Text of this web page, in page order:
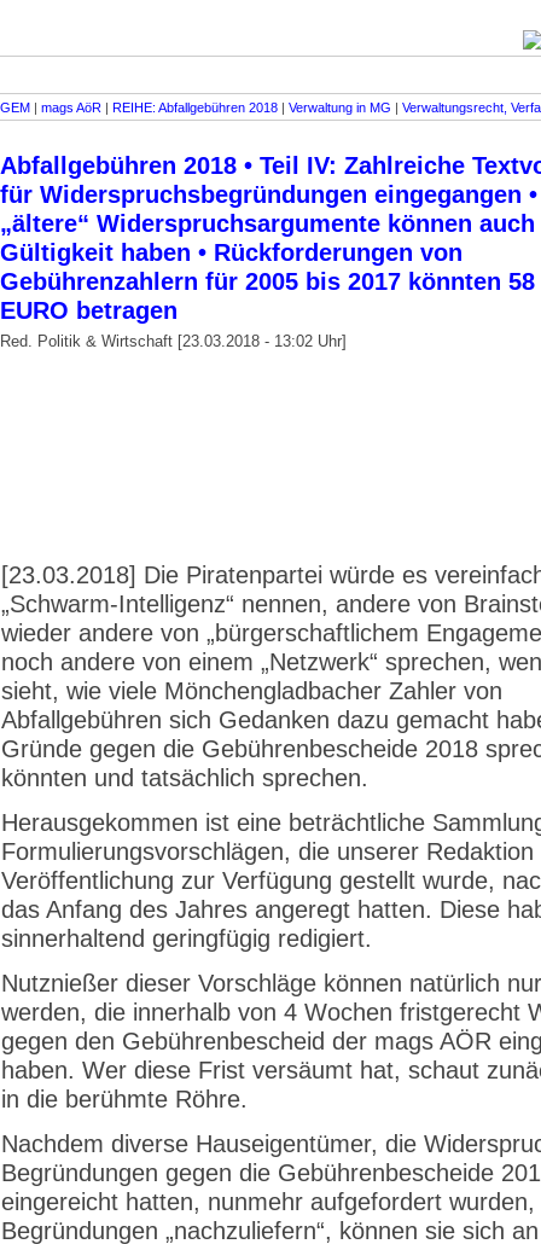
GEM | mags AöR | REIHE: Abfallgebühren 2018 | Verwaltung in MG | Verwaltungsrecht,
Abfallgebühren 2018 • Teil IV: Zahlreiche
für Widerspruchsbegründungen eingegangen
„ältere“ Widerspruchsargumente können
Gültigkeit haben • Rückforderungen von
Gebührenzahlern für 2005 bis 2017 könnten
EURO betragen
Red. Politik & Wirtschaft [23.03.2018 - 13:02 Uhr]
[23.03.2018] Die Piratenpartei würde es
„Schwarm-Intelligenz“ nennen, andere von
wieder andere von „bürgerschaftlichem
noch andere von einem „Netzwerk“ sprechen,
sieht, wie viele Mönchengladbacher Zahler von
Abfallgebühren sich Gedanken dazu gemacht
Gründe gegen die Gebührenbescheide 2018
könnten und tatsächlich sprechen.
Herausgekommen ist eine beträchtliche
Formulierungsvorschlägen, die unserer Redaktion
Veröffentlichung zur Verfügung gestellt wurde,
das Anfang des Jahres angeregt hatten. Diese
sinnerhaltend geringfügig redigiert.
Nutznießer dieser Vorschläge können natürlich
werden, die innerhalb von 4 Wochen fristgerecht
gegen den Gebührenbescheid der mags AÖR
haben. Wer diese Frist versäumt hat, schaut
in die berühmte Röhre.
Nachdem diverse Hauseigentümer, die
Begründungen gegen die Gebührenbescheide
eingereicht hatten, nunmehr aufgefordert wurden,
Begründungen „nachzuliefern“, können sie sich